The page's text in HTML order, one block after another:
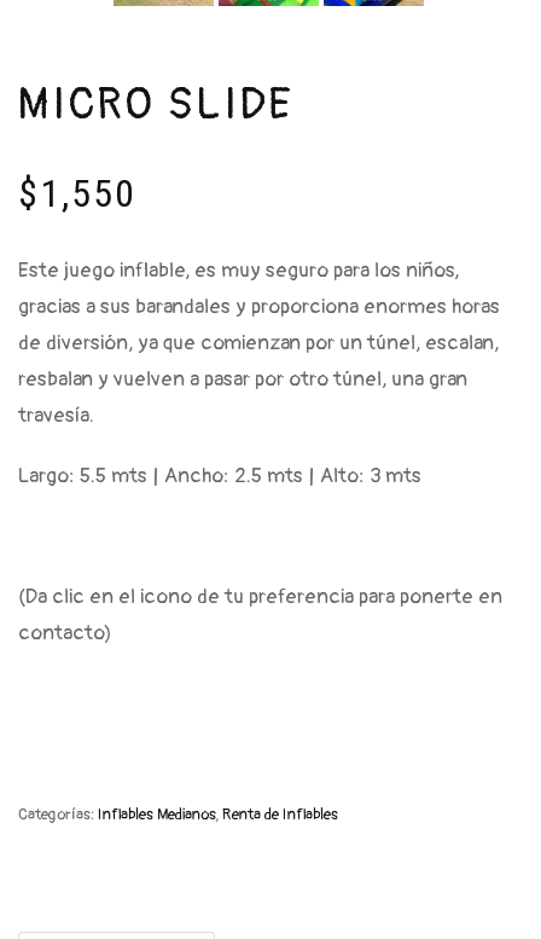
MICRO SLIDE
$1,550
Este juego inflable, es muy seguro para los niños,
gracias a sus barandales y proporciona enormes horas
de diversión, ya que comienzan por un túnel, escalan,
resbalan y vuelven a pasar por otro túnel, una gran
travesía.
Largo: 5.5 mts | Ancho: 2.5 mts | Alto: 3 mts
(Da clic en el icono de tu preferencia para ponerte en
contacto)
Categorías:Inflables Medianos,Renta de Inflables